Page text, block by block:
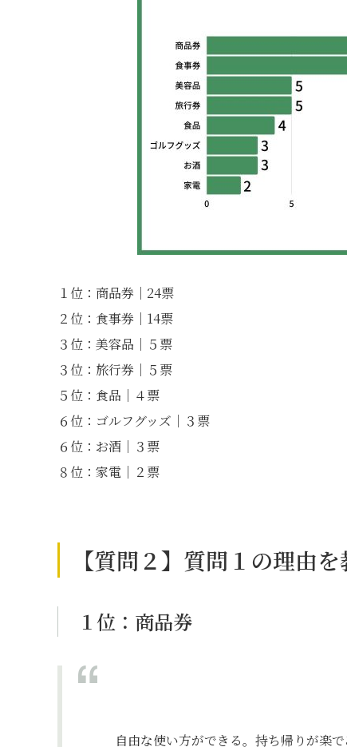
１位：商品券｜24票
２位：食事券｜14票
３位：美容品｜５票
３位：旅行券｜５票
５位：食品｜４票
６位：ゴルフグッズ｜３票
６位：お酒｜３票
８位：家電｜２票
【質問２】質問１の理由を
１位：商品券
自由な使い方ができる。持ち帰りが楽